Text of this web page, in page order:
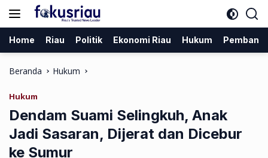
Langsung
Home Riau Politik Ekonomi Riau Hukum
Beranda Hukum
Hukum
Dendam Suami Selingkuh, Anak
Jadi Sasaran, Dijerat dan Dicebur
ke Sumur